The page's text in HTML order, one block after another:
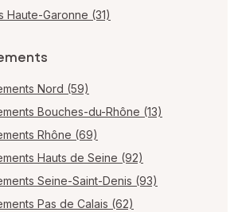
Haute-Garonne (31)
Nord (59)
Bouches-du-Rhône (13)
Rhône (69)
Hauts de Seine (92)
Seine-Saint-Denis (93)
Pas de Calais (62)